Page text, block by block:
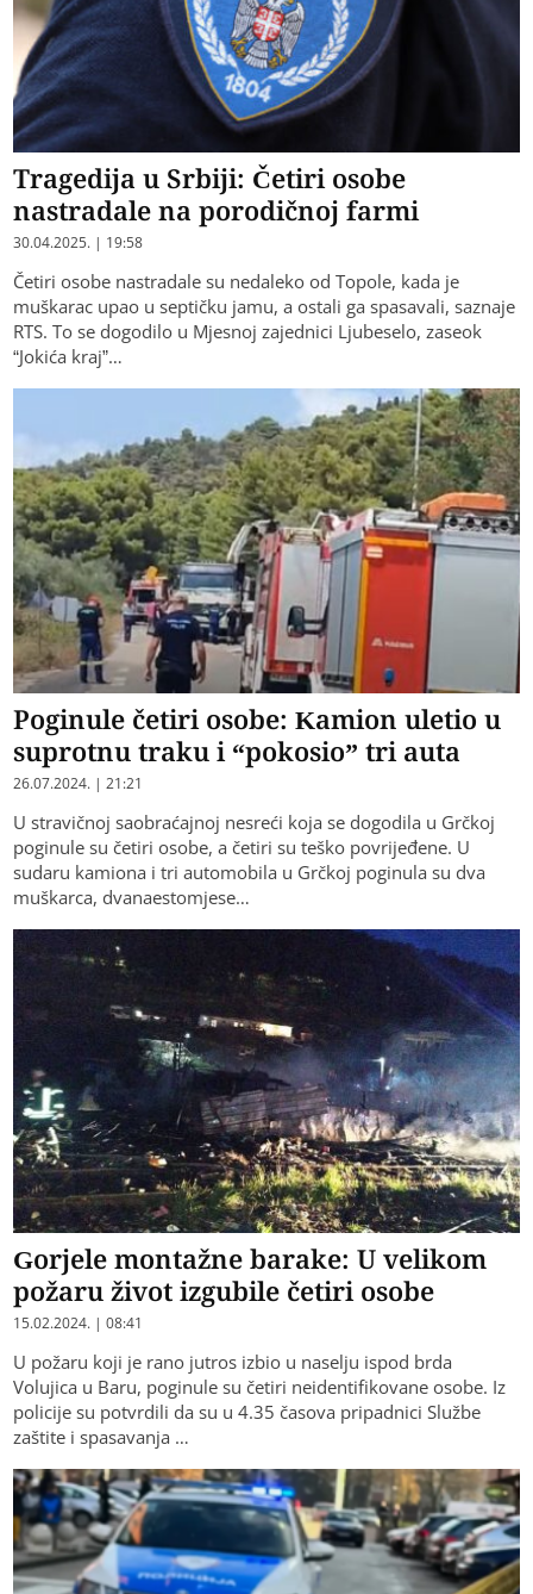
Tragedija u Srbiji: Četiri osobe
nastradale na porodičnoj farmi
30.04.2025. | 19:58
Četiri osobe nastradale su nedaleko od Topole, kada je
muškarac upao u septičku jamu, a ostali ga spasavali, saznaje
RTS. To se dogodilo u Mjesnoj zajednici Ljubeselo, zaseok
“Jokića kraj”…
Poginule četiri osobe: Kamion uletio u
suprotnu traku i “pokosio” tri auta
26.07.2024. | 21:21
U stravičnoj saobraćajnoj nesreći koja se dogodila u Grčkoj
poginule su četiri osobe, a četiri su teško povrijeđene. U
sudaru kamiona i tri automobila u Grčkoj poginula su dva
muškarca, dvanaestomjese…
Gorjele montažne barake: U velikom
požaru život izgubile četiri osobe
15.02.2024. | 08:41
U požaru koji je rano jutros izbio u naselju ispod brda
Volujica u Baru, poginule su četiri neidentifikovane osobe. Iz
policije su potvrdili da su u 4.35 časova pripadnici Službe
zaštite i spasavanja …